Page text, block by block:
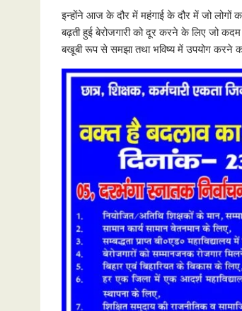
इन्होंने आज के दौर में महंगाई के दौर में जो लोगों
बढ़ती हुई बेरोजगारी को दूर करने के लिए जो
बखूबी रूप से समझा तथा भविष्य में उपयोग करने